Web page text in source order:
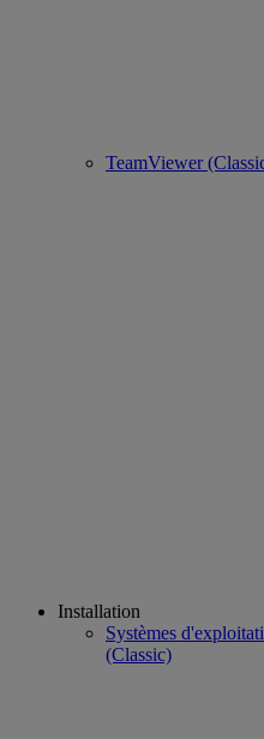
TeamViewer
Installation
Systèmes
(Classic)